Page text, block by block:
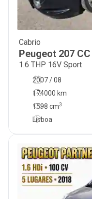
Cabrio
Peugeot 207 CC
1.6 THP 16V Sport
2007 / 08
174000 km
1598 cm3
Lisboa